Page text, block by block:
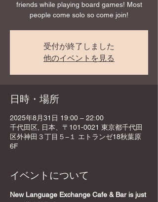
friends while playing board games! Most
people come solo so come join!
受付が終了しました
他のイベントを見る
日時・場所
2025年8月31日 19:00 – 22:00
千代田区, 日本、〒101-0021 東京都千代田
区外神田３丁目５−１ エトランゼ18秋葉原
6F
イベントについて
New Language Exchange Cafe & Bar is just